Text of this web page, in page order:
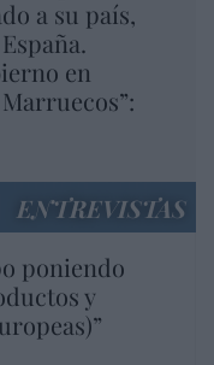
a su país,
en
ENTREVISTAS
poniendo
y